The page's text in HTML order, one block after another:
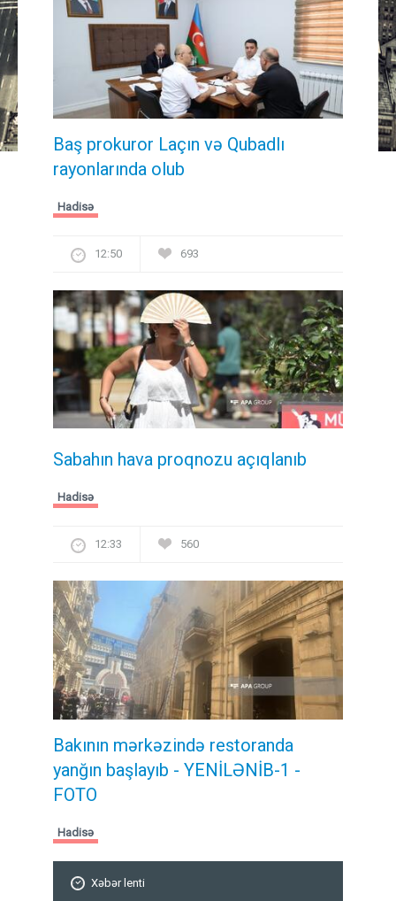
Baş prokuror Laçın və Qubadlı
rayonlarında olub
Hadisə
12:50 693
Sabahın hava proqnozu açıqlanıb
Hadisə
12:33 560
Bakının mərkəzində restoranda
yanğın başlayıb - YENİLƏNİB-1 -
FOTO
Hadisə
Xəbər lenti